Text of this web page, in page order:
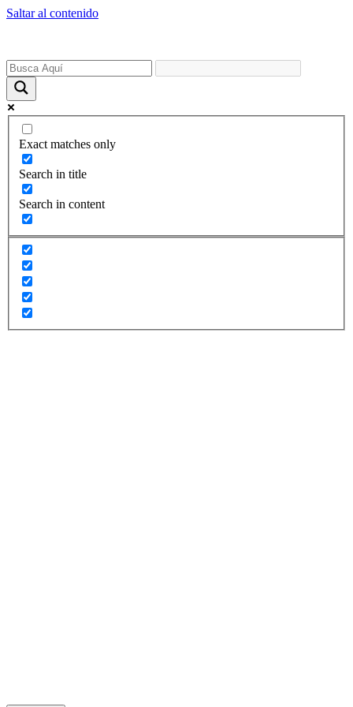
Saltar al contenido
Exact matches only
Search in title
Search in content